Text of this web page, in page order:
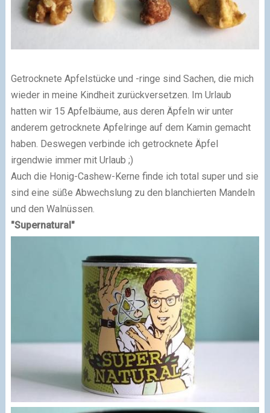
Getrocknete Apfelstücke und -ringe sind Sachen, die mich
wieder in meine Kindheit zurückversetzen. Im Urlaub
hatten wir 15 Apfelbäume, aus deren Äpfeln wir unter
anderem getrocknete Apfelringe auf dem Kamin gemacht
haben. Deswegen verbinde ich getrocknete Äpfel
irgendwie immer mit Urlaub ;)
Auch die Honig-Cashew-Kerne finde ich total super und sie
sind eine süße Abwechslung zu den blanchierten Mandeln
und den Walnüssen.
"Supernatural"